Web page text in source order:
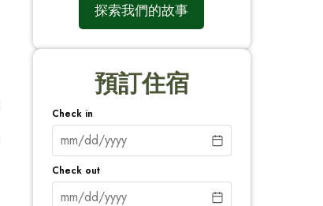
探索我們的故事
預訂住宿
Check in
Check out